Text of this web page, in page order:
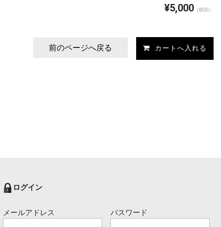
¥5,000 （税別）
前のページへ戻る
ログイン
メールアドレス パスワード